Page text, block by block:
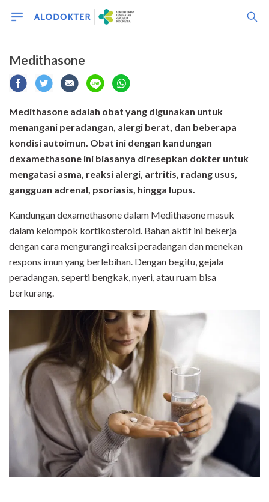
Medithasone
Medithasone adalah obat yang digunakan untuk
menangani peradangan, alergi berat, dan beberapa
kondisi autoimun. Obat ini dengan kandungan
dexamethasone ini biasanya diresepkan dokter untuk
mengatasi asma, reaksi alergi, artritis, radang usus,
gangguan adrenal, psoriasis, hingga lupus.
Kandungan dexamethasone dalam Medithasone masuk
dalam kelompok kortikosteroid. Bahan aktif ini bekerja
dengan cara mengurangi reaksi peradangan dan menekan
respons imun yang berlebihan. Dengan begitu, gejala
peradangan, seperti bengkak, nyeri, atau ruam bisa
berkurang.